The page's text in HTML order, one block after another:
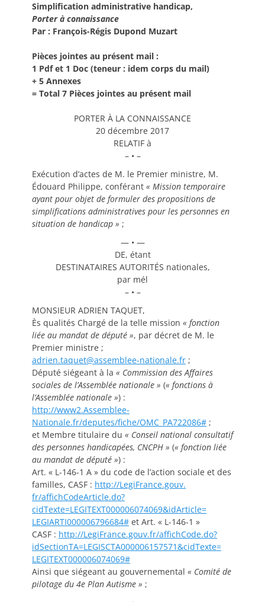
Simplification administrative handicap,
Porter à connaissance
Par : François-Régis Dupond Muzart
Pièces jointes au présent mail :
1 Pdf et 1 Doc (teneur : idem corps du mail)
+ 5 Annexes
= Total 7 Pièces jointes au présent mail
PORTER À LA CONNAISSANCE
20 décembre 2017
RELATIF à
– • –
Exécution d’actes de M. le Premier ministre, M.
Édouard Philippe, conférant « Mission temporaire
ayant pour objet de formuler des propositions de
simplifications administratives pour les personnes en
situation de handicap » ;
— • —
DE, étant
DESTINATAIRES AUTORITÉS nationales,
par mél
– • –
MONSIEUR ADRIEN TAQUET,
Ès qualités Chargé de la telle mission « fonction
liée au mandat de député », par décret de M. le
Premier ministre ;
adrien.taquet@assemblee-nationale.fr ;
Député siégeant à la « Commission des Affaires
sociales de l’Assemblée nationale » (« fonctions à
l’Assemblée nationale ») :
http://www2.Assemblee-
Nationale.fr/deputes/fiche/OMC_PA722086# ;
et Membre titulaire du « Conseil national consultatif
des personnes handicapées, CNCPH » (« fonction liée
au mandat de député ») :
Art. « L-146-1 A » du code de l’action sociale et des
familles, CASF : http://LegiFrance.gouv.
fr/affichCodeArticle.do?
cidTexte=LEGITEXT000006074069&idArticle=
LEGIARTI000006796684# et Art. « L-146-1 »
CASF : http://LegiFrance.gouv.fr/affichCode.do?
idSectionTA=LEGISCTA000006157571&cidTexte=
LEGITEXT000006074069#
Ainsi que siégeant au gouvernemental « Comité de
pilotage du 4e Plan Autisme » ;